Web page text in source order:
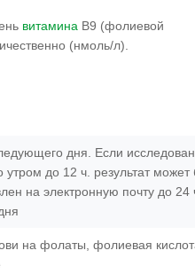
витамина B9 (фолиевой
(нмоль/л).
дня. Если
утром до 12 ч. результат может
на электронную почту до 24
на фолаты, фолиевая